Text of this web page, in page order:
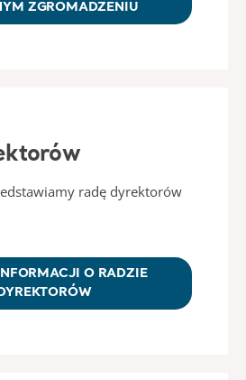
ZGROMADZENIU
radę dyrektorów
O RADZIE
DYREKTORÓW